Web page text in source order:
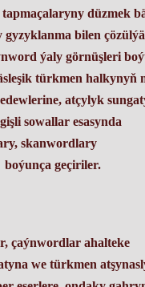
düzmek
bilen
ýaly görnüşleri
türkmen halkynyň
atçylyk
sowallar esasynda
skanwordlary
geçiriler.
çaýnwordlar ahalteke
we türkmen